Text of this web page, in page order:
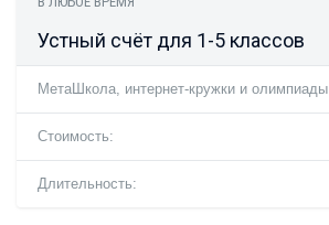
Устный счёт для 1-5 классов
МетаШкола, интернет-кружки и олимпиады
Стоимость:
Длительность: